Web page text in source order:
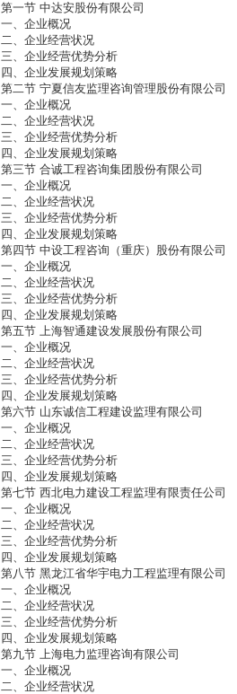
第一节 中达安股份有限公司
一、企业概况
二、企业经营状况
三、企业经营优势分析
四、企业发展规划策略
第二节 宁夏信友监理咨询管理股份有限公司
一、企业概况
二、企业经营状况
三、企业经营优势分析
四、企业发展规划策略
第三节 合诚工程咨询集团股份有限公司
一、企业概况
二、企业经营状况
三、企业经营优势分析
四、企业发展规划策略
第四节 中设工程咨询（重庆）股份有限公司
一、企业概况
二、企业经营状况
三、企业经营优势分析
四、企业发展规划策略
第五节 上海智通建设发展股份有限公司
一、企业概况
二、企业经营状况
三、企业经营优势分析
四、企业发展规划策略
第六节 山东诚信工程建设监理有限公司
一、企业概况
二、企业经营状况
三、企业经营优势分析
四、企业发展规划策略
第七节 西北电力建设工程监理有限责任公司
一、企业概况
二、企业经营状况
三、企业经营优势分析
四、企业发展规划策略
第八节 黑龙江省华宇电力工程监理有限公司
一、企业概况
二、企业经营状况
三、企业经营优势分析
四、企业发展规划策略
第九节 上海电力监理咨询有限公司
一、企业概况
二、企业经营状况